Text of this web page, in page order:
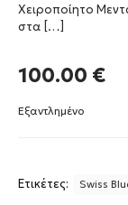
Χειροποίητο
στα […]
100.00 €
Εξαντλημένο
Ετικέτες: Swiss